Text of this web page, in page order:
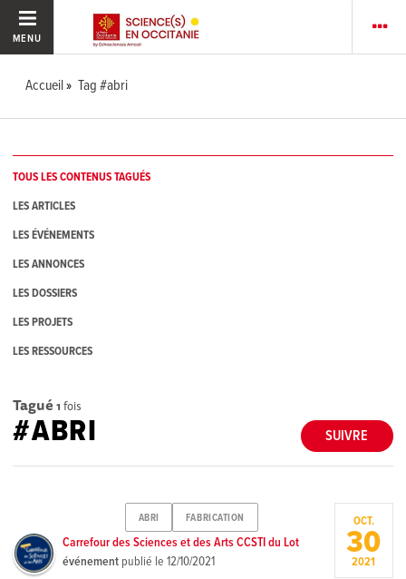
MENU
Accueil Tag #abri
TOUS LES CONTENUS TAGUÉS
LES ARTICLES
LES ÉVÉNEMENTS
LES ANNONCES
LES DOSSIERS
LES PROJETS
LES RESSOURCES
Tagué 1 fois
SUIVRE
#ABRI
ABRI FABRICATION
Carrefour des Sciences et des Arts CCSTI du Lot
événement publié le12/10/2021
OCT.
30
2021